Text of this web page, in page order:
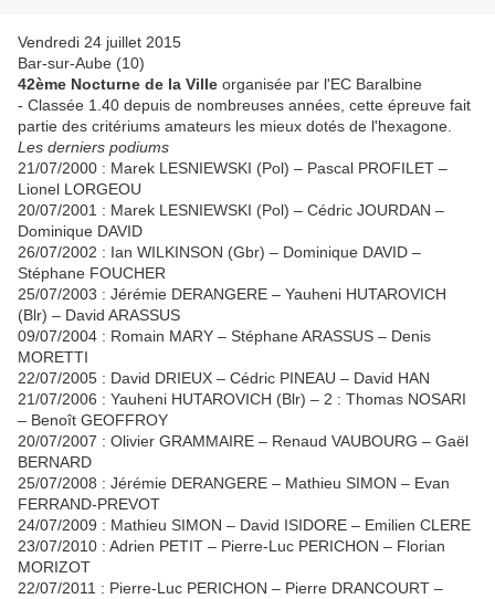
Vendredi 24 juillet 2015
Bar-sur-Aube (10)
42ème Nocturne de la Ville organisée par l'EC Baralbine
- Classée 1.40 depuis de nombreuses années, cette épreuve fait
partie des critériums amateurs les mieux dotés de l'hexagone.
Les derniers podiums
21/07/2000 : Marek LESNIEWSKI (Pol) – Pascal PROFILET –
Lionel LORGEOU
20/07/2001 : Marek LESNIEWSKI (Pol) – Cédric JOURDAN –
Dominique DAVID
26/07/2002 : Ian WILKINSON (Gbr) – Dominique DAVID –
Stéphane FOUCHER
25/07/2003 : Jérémie DERANGERE – Yauheni HUTAROVICH
(Blr) – David ARASSUS
09/07/2004 : Romain MARY – Stéphane ARASSUS – Denis
MORETTI
22/07/2005 : David DRIEUX – Cédric PINEAU – David HAN
21/07/2006 : Yauheni HUTAROVICH (Blr) – 2 : Thomas NOSARI
– Benoît GEOFFROY
20/07/2007 : Olivier GRAMMAIRE – Renaud VAUBOURG – Gaël
BERNARD
25/07/2008 : Jérémie DERANGERE – Mathieu SIMON – Evan
FERRAND-PREVOT
24/07/2009 : Mathieu SIMON – David ISIDORE – Emilien CLERE
23/07/2010 : Adrien PETIT – Pierre-Luc PERICHON – Florian
MORIZOT
22/07/2011 : Pierre-Luc PERICHON – Pierre DRANCOURT –